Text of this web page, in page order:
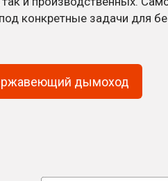
конкретные задачи для
дымоход